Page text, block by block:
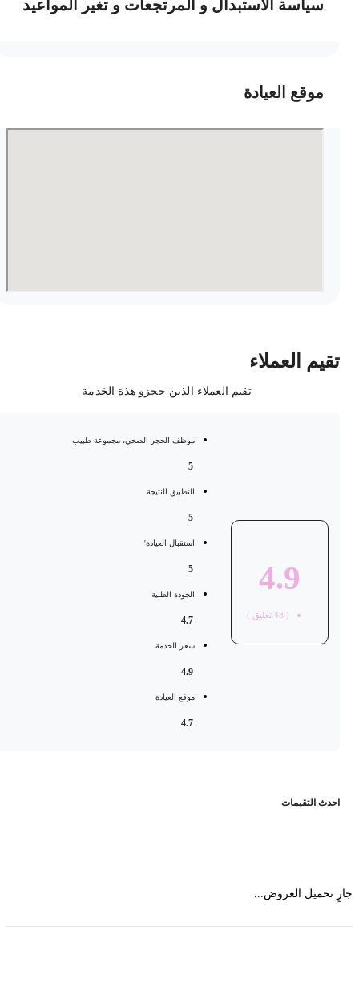
سياسة الاستبدال و المرتجعات و تغير المواعيد
موقع العيادة
العملاء
تقيم العملاء الذين حجزو هذة الخدمة
4.9
48 تعليق )
موظف الحجر الصحي، مجموعة طبيب
التطبيق النتيجة
استقبال العيادة'
الجودة الطبية
سعر الخدمة
موقع العيادة
التقيمات
تحميل العروض...